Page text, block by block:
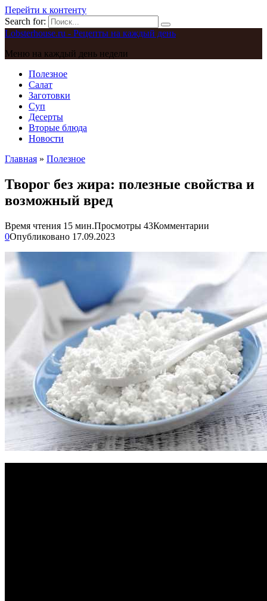
Перейти к контенту
Search for:
Lobsterhouse.ru - Рецепты на каждый день
Меню на каждый день недели
Полезное
Салат
Заготовки
Суп
Десерты
Вторые блюда
Новости
Главная » Полезное
Творог без жира: полезные свойства и
возможный вред
Время чтения 15 мин.Просмотры 43Комментарии
0Опубликовано 17.09.2023